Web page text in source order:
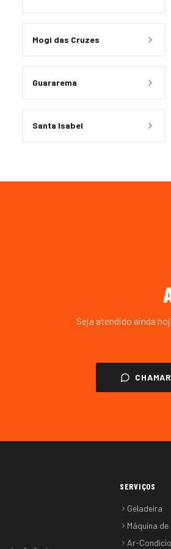
Mogi das Cruzes
Guararema
Santa Isabel
Seja atendido ainda
SERVIÇOS
Geladeira
Máquina
Ar-